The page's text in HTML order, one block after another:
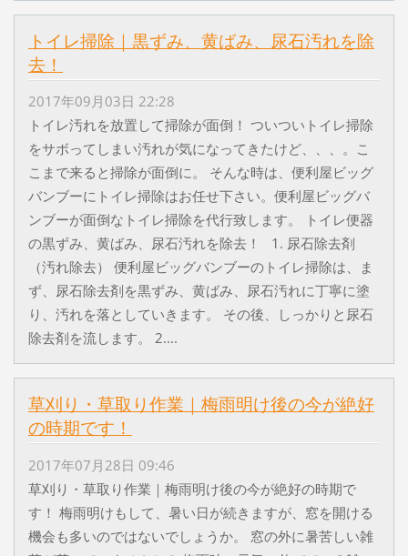
トイレ掃除｜黒ずみ、黄ばみ、尿石汚れを除
去！
2017年09月03日 22:28
トイレ汚れを放置して掃除が面倒！ ついついトイレ掃除
をサボってしまい汚れが気になってきたけど、、、。こ
こまで来ると掃除が面倒に。 そんな時は、便利屋ビッグ
バンブーにトイレ掃除はお任せ下さい。便利屋ビッグバ
ンブーが面倒なトイレ掃除を代行致します。 トイレ便器
の黒ずみ、黄ばみ、尿石汚れを除去！ 1. 尿石除去剤
（汚れ除去） 便利屋ビッグバンブーのトイレ掃除は、ま
ず、尿石除去剤を黒ずみ、黄ばみ、尿石汚れに丁寧に塗
り、汚れを落としていきます。 その後、しっかりと尿石
除去剤を流します。 2....
草刈り・草取り作業｜梅雨明け後の今が絶好
の時期です！
2017年07月28日 09:46
草刈り・草取り作業｜梅雨明け後の今が絶好の時期で
す！ 梅雨明けもして、暑い日が続きますが、窓を開ける
機会も多いのではないでしょうか。 窓の外に暑苦しい雑